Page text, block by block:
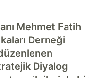
Mehmet Fatih
Derneği
Diyalog